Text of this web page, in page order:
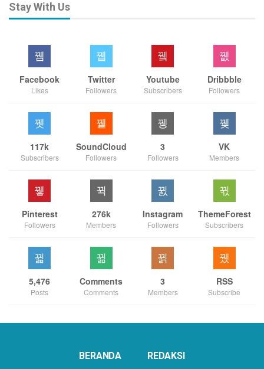
Stay With Us
Facebook
Likes
Twitter
Followers
Youtube
Subscribers
Dribbble
Followers
117k
Subscribers
SoundCloud
Followers
3
Followers
VK
Members
Pinterest
Followers
276k
Members
Instagram
Followers
ThemeForest
Subscribers
5,476
Posts
Comments
Comments
3
Members
RSS
Subscribe
BERANDA REDAKSI